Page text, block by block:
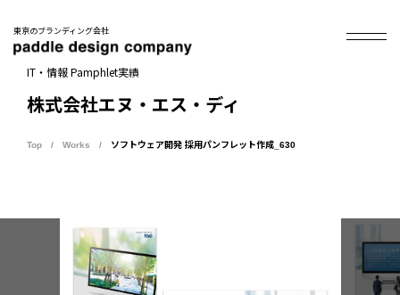
東京のブランディング会社
IT・情報 Pamphlet実績
株式会社エヌ・エス・ディ
Top Works ソフトウェア開発 採用パンフレット作成_630